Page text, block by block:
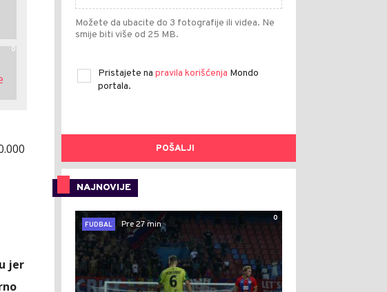
0
jer
Možete da ubacite do 3 fotografije ili videa. Ne
smije biti više od 25 MB.
Pristajete na pravila korišćenja Mondo
portala.
POŠALJI
NAJNOVIJE
0
FUDBAL
Pre 27 min